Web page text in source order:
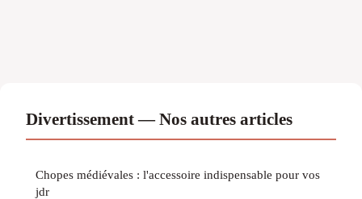
Divertissement — Nos autres articles
Chopes médiévales : l'accessoire indispensable pour vos
jdr